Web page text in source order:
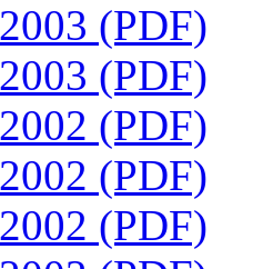
(PDF)
(PDF)
(PDF)
(PDF)
(PDF)